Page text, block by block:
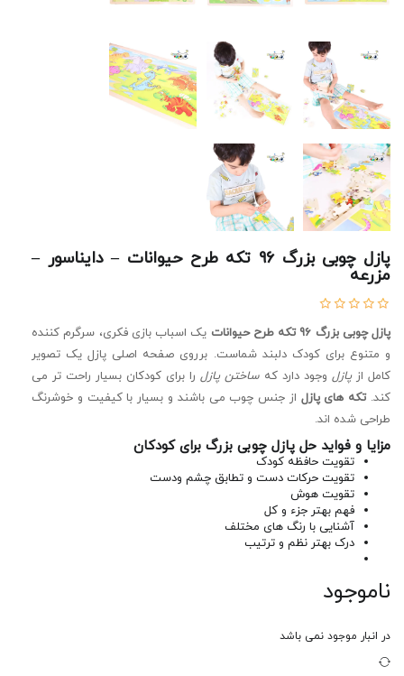
پازل چوبی بزرگ 96 تکه طرح حیوانات – دایناسور –
مزرعه
پازل چوبی بزرگ 96 تکه طرح حیوانات
یک اسباب بازی فکری، سرگرم کننده
و متنوع برای کودک دلبند شماست. برروی صفحه اصلی پازل یک تصویر
کامل از پازل وجود دارد که ساختن پازل را برای کودکان بسیار راحت تر می
کند.تکه های پازل از جنس چوب می باشند و بسیار با کیفیت و خوشرنگ
طراحی شده اند.
مزایا و فواید حل پازل چوبی بزرگ برای کودکان
تقویت حافظه کودک
تقویت حرکات دست و تطابق چشم ودست
تقویت هوش
فهم بهتر جزء و کل
آشنایی با رنگ های مختلف
درک بهتر نظم و ترتیب
ناموجود
در انبار موجود نمی باشد